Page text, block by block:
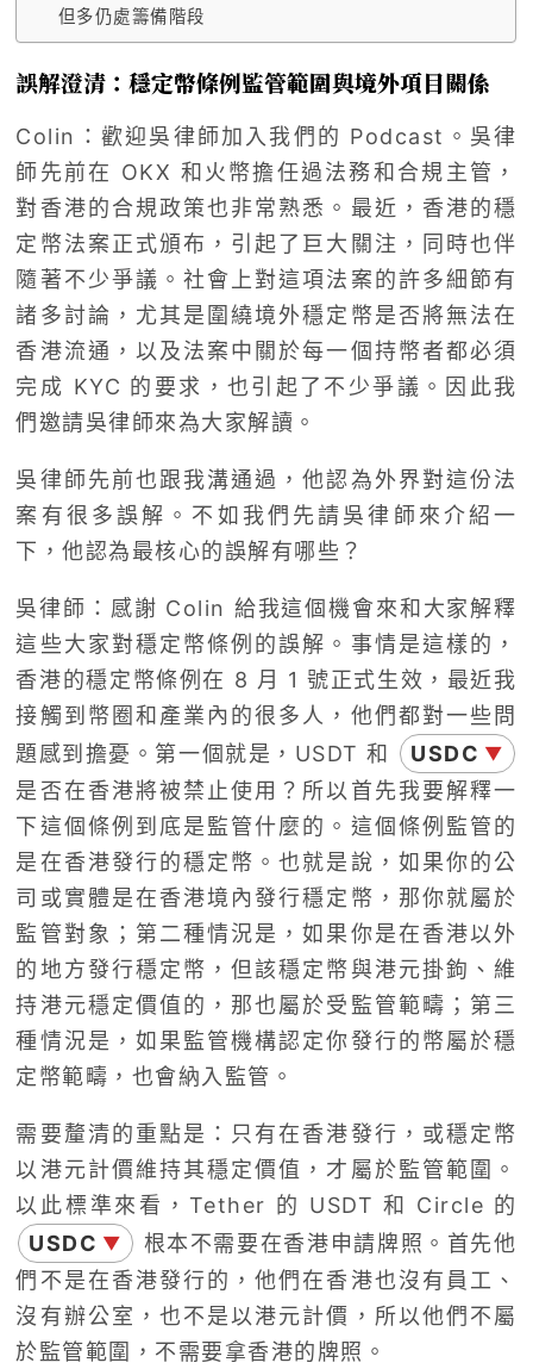
但多仍處籌備階段
誤解澄清：穩定幣條例監管範圍與境外項目關係
Colin：歡迎吳律師加入我們的 Podcast。吳律
師先前在 OKX 和火幣擔任過法務和合規主管，
對香港的合規政策也非常熟悉。最近，香港的穩
定幣法案正式頒布，引起了巨大關注，同時也伴
隨著不少爭議。社會上對這項法案的許多細節有
諸多討論，尤其是圍繞境外穩定幣是否將無法在
香港流通，以及法案中關於每一個持幣者都必須
完成 KYC 的要求，也引起了不少爭議。因此我
們邀請吳律師來為大家解讀。
吳律師先前也跟我溝通過，他認為外界對這份法
案有很多誤解。不如我們先請吳律師來介紹一
下，他認為最核心的誤解有哪些？
吳律師：感謝 Colin 給我這個機會來和大家解釋
這些大家對穩定幣條例的誤解。事情是這樣的，
香港的穩定幣條例在 8 月 1 號正式生效，最近我
接觸到幣圈和產業內的很多人，他們都對一些問
題感到擔憂。第一個就是，USDT 和
USDC ▼
是否在香港將被禁止使用？所以首先我要解釋一
下這個條例到底是監管什麼的。這個條例監管的
是在香港發行的穩定幣。也就是說，如果你的公
司或實體是在香港境內發行穩定幣，那你就屬於
監管對象；第二種情況是，如果你是在香港以外
的地方發行穩定幣，但該穩定幣與港元掛鉤、維
持港元穩定價值的，那也屬於受監管範疇；第三
種情況是，如果監管機構認定你發行的幣屬於穩
定幣範疇，也會納入監管。
需要釐清的重點是：只有在香港發行，或穩定幣
以港元計價維持其穩定價值，才屬於監管範圍。
以此標準來看，Tether 的 USDT 和 Circle 的
USDC ▼
根本不需要在香港申請牌照。首先他
們不是在香港發行的，他們在香港也沒有員工、
沒有辦公室，也不是以港元計價，所以他們不屬
於監管範圍，不需要拿香港的牌照。